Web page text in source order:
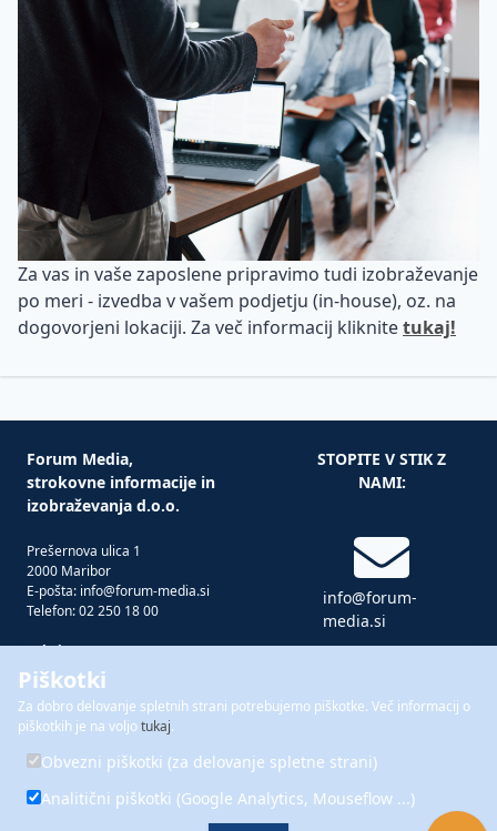
Za vas in vaše zaposlene pripravimo tudi izobraževanje
po meri - izvedba v vašem podjetju (in-house), oz. na
dogovorjeni lokaciji. Za več informacij kliknitetukaj!
Forum Media,
strokovne informacije in
izobraževanja d.o.o.
Prešernova ulica 1
2000 Maribor
E-pošta: info@forum-media.si
Telefon: 02 250 18 00
Tukaj smo za vas!
Pon – čet: 08.00 – 16.00
Pet: 08.00 – 15.00
Forum Media je del skupine
MEDIA GROUP
STOPITE V STIK Z
NAMI:
info@forum-
media.si
Piškotki
Za dobro delovanje spletnih strani potrebujemo piškotke. Več informacij o
piškotkih je na voljotukaj.
Obvezni piškotki (za delovanje spletne strani)
Analitični piškotki (Google Analytics, Mouseflow ...)